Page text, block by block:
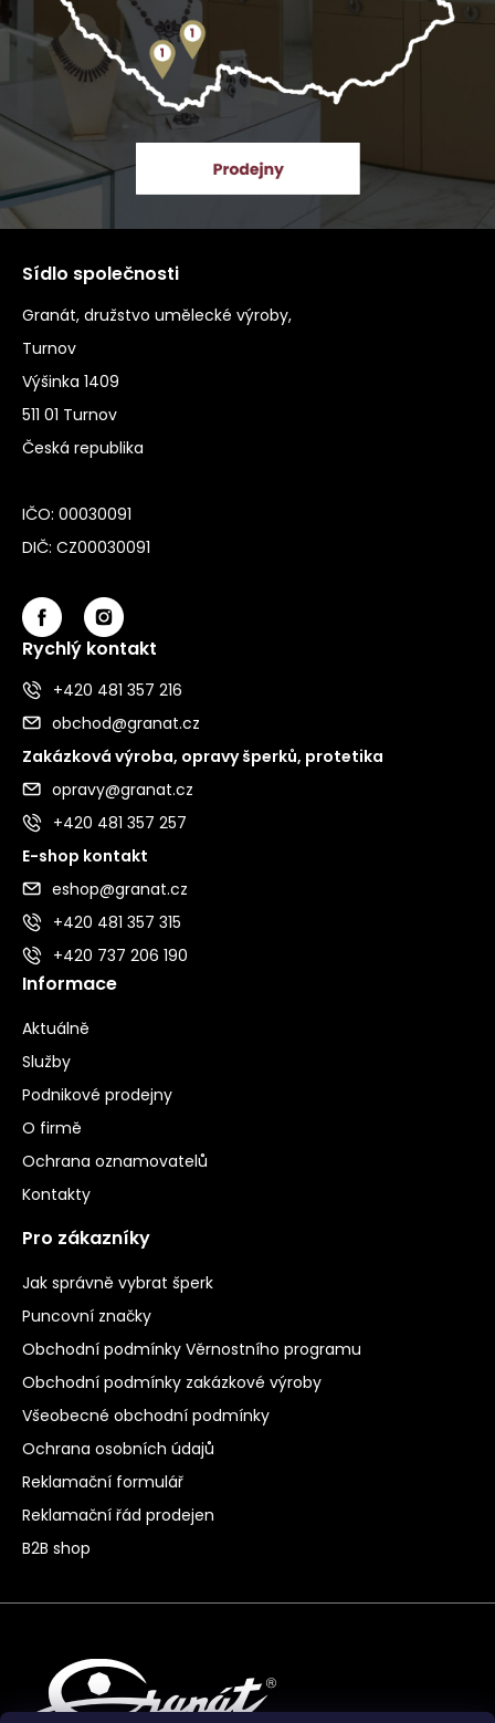
Sídlo společnosti
Granát, družstvo umělecké výroby,
Turnov
Výšinka 1409
511 01 Turnov
Česká republika
IČO: 00030091
DIČ: CZ00030091
Rychlý kontakt
+420 481 357 216
obchod@granat.cz
Zakázková výroba, opravy šperků, protetika
opravy@granat.cz
+420 481 357 257
E-shop kontakt
eshop@granat.cz
+420 481 357 315
+420 737 206 190
Informace
Aktuálně
Služby
Podnikové prodejny
O firmě
Ochrana oznamovatelů
Kontakty
Pro zákazníky
Jak správně vybrat šperk
Puncovní značky
Obchodní podmínky Věrnostního programu
Obchodní podmínky zakázkové výroby
Všeobecné obchodní podmínky
Ochrana osobních údajů
Reklamační formulář
Reklamační řád prodejen
B2B shop